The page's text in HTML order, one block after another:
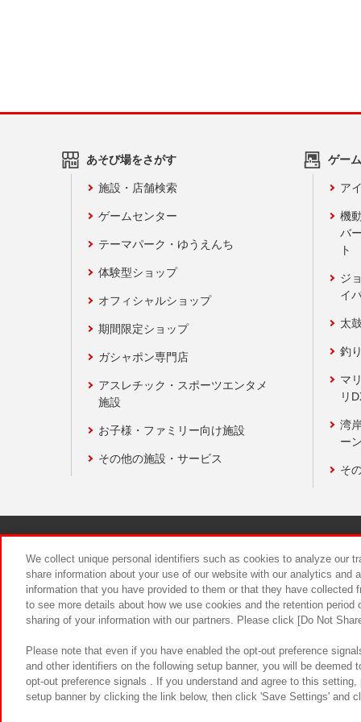
あそび場をさがす
施設・店舗検索
ゲームセンター
テーマパーク・ゆうえんち
体験型ショップ
オフィシャルショップ
期間限定ショップ
ガシャポン専門店
アスレチック・スポーツエンタメ
施設
お子様・ファミリー向け施設
その他の施設・サービス
ゲー
ア
機
バ
ト
ジ
イ
太
釣
マ
リ
湾
ー
そ
食品のご
We collect unique personal identifiers such as cookies to analyze our
share information about your use of our website with our analytics and
information that you have provided to them or that they have
to see more details about how we use cookies and the retention
sharing of your information with our partners. Please click [Do Not
Please note that even if you have enabled the opt-out preference
and other identifiers on the following setup banner, you will be
opt-out preference signals . If you understand and agree to this
setup banner by clicking the link below, then click 'Save Settings' and